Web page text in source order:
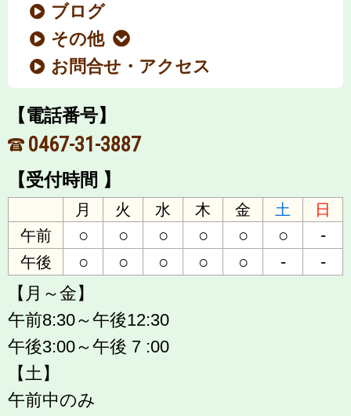
ブログ
その他
お問合せ・アクセス
【電話番号】
0467-31-3887
【受付時間 】
月 火 水 木 金 土
日
午前
○ ○ ○ ○ ○ ○ -
午後 ○ ○ ○ ○ ○ -
-
【月～金】
午前8:30～午後12:30
午後3:00～午後 7 :00
【土】
午前中のみ